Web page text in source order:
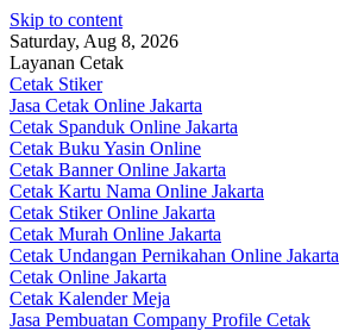
Skip to content
Saturday, Aug 8, 2026
Layanan Cetak
Cetak Stiker
Jasa Cetak Online Jakarta
Cetak Spanduk Online Jakarta
Cetak Buku Yasin Online
Cetak Banner Online Jakarta
Cetak Kartu Nama Online Jakarta
Cetak Stiker Online Jakarta
Cetak Murah Online Jakarta
Cetak Undangan Pernikahan Online Jakarta
Cetak Online Jakarta
Cetak Kalender Meja
Jasa Pembuatan Company Profile Cetak